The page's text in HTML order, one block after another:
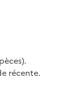
récente.